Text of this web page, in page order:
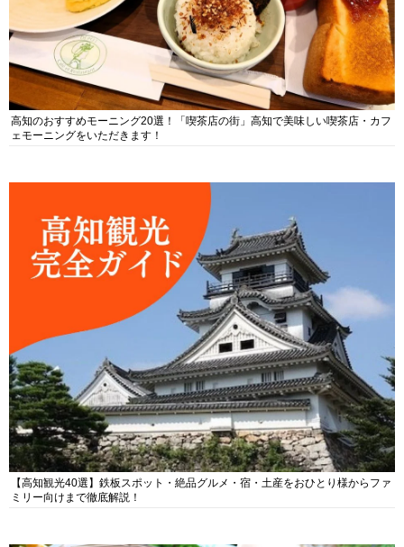
高知のおすすめモーニング20選！「喫茶店の街」高知で美味しい喫茶店・カフ
ェモーニングをいただきます！
【高知観光40選】鉄板スポット・絶品グルメ・宿・土産をおひとり様からファ
ミリー向けまで徹底解説！